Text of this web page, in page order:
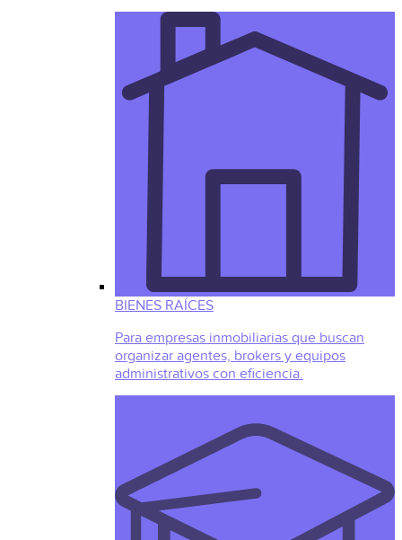
BIENES RAÍCES
Para empresas inmobiliarias que buscan
organizar agentes, brokers y equipos
administrativos con eficiencia.